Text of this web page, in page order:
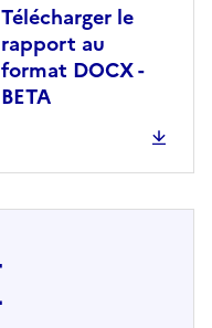
Télécharger le
rapport au
format DOCX -
BETA